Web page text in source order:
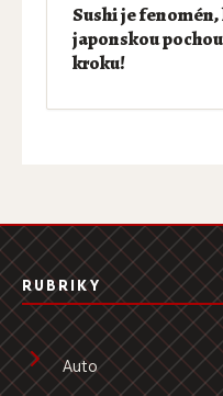
Sushi je
japonskou
kroku!
RUBRIKY
Auto